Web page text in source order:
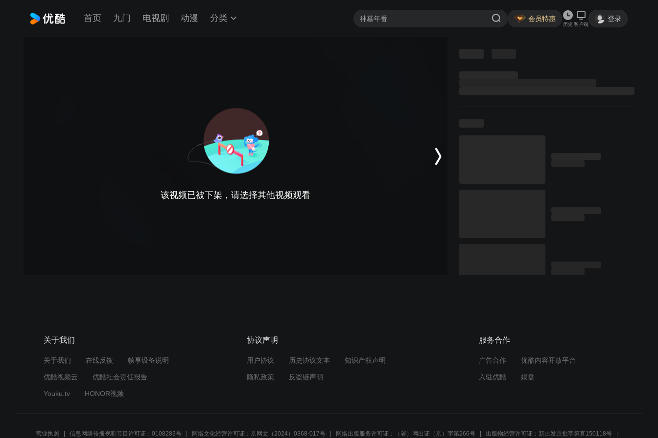
首页 九门 电视剧 动漫 分类 会员特惠
历史 客户端
登录
该视频已被下架，请选择其他视频观看
关于我们
关于我们 在线反馈 帧享设备说明
优酷视频云 优酷社会责任报告
Youku.tv HONOR视频
协议声明
用户协议 历史协议文本 知识产权声明
隐私政策 反盗链声明
服务合作
广告合作 优酷内容开放平台
入驻优酷 娱盘
营业执照 信息网络传播视听节目许可证：0108283号 网络文化经营许可证：京网文（2024）0368-017号 网络出版服务许可证：（署）网出证（京）字第266号 出版物经营许可证：新出发京批字第直150118号